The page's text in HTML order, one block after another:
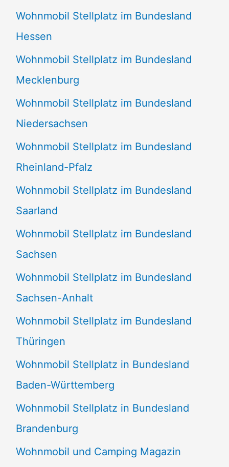
Wohnmobil Stellplatz im Bundesland
Hessen
Wohnmobil Stellplatz im Bundesland
Mecklenburg
Wohnmobil Stellplatz im Bundesland
Niedersachsen
Wohnmobil Stellplatz im Bundesland
Rheinland-Pfalz
Wohnmobil Stellplatz im Bundesland
Saarland
Wohnmobil Stellplatz im Bundesland
Sachsen
Wohnmobil Stellplatz im Bundesland
Sachsen-Anhalt
Wohnmobil Stellplatz im Bundesland
Thüringen
Wohnmobil Stellplatz in Bundesland
Baden-Württemberg
Wohnmobil Stellplatz in Bundesland
Brandenburg
Wohnmobil und Camping Magazin